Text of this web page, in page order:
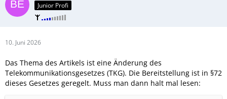
Junior Profi
10. Juni 2026
Das Thema des Artikels ist eine Änderung des
Telekommunikationsgesetzes (TKG). Die Bereitstellung ist in §72
dieses Gesetzes geregelt. Muss man dann halt mal lesen: